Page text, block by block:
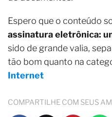
Espero que o conteúdo
assinatura eletrônica:
sido de grande valia,
tão bom quanto na
Internet
COMPARTILHE COM SEUS